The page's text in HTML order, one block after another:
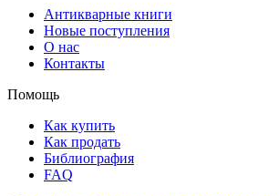
Антикварные книги
Новые поступления
О нас
Контакты
Помощь
Как купить
Как продать
Библиография
FAQ